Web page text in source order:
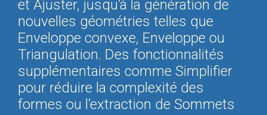
et Ajuster, jusqu’à la génération de
nouvelles géométries telles que
Enveloppe convexe, Enveloppe ou
Triangulation. Des fonctionnalités
supplémentaires comme Simplifier
pour réduire la complexité des
formes ou l’extraction de Sommets